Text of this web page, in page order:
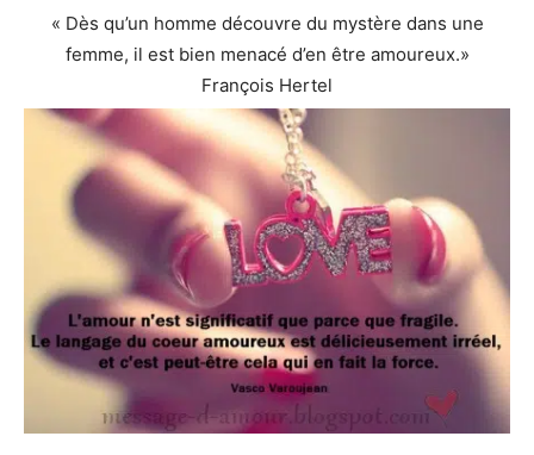
« Dès qu’un homme découvre du mystère dans une
femme, il est bien menacé d’en être amoureux.»
François Hertel